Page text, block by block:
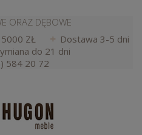
ORAZ DĘBOWE
ZŁ
Dostawa 3-5 dni
do 21 dni
584 20 72